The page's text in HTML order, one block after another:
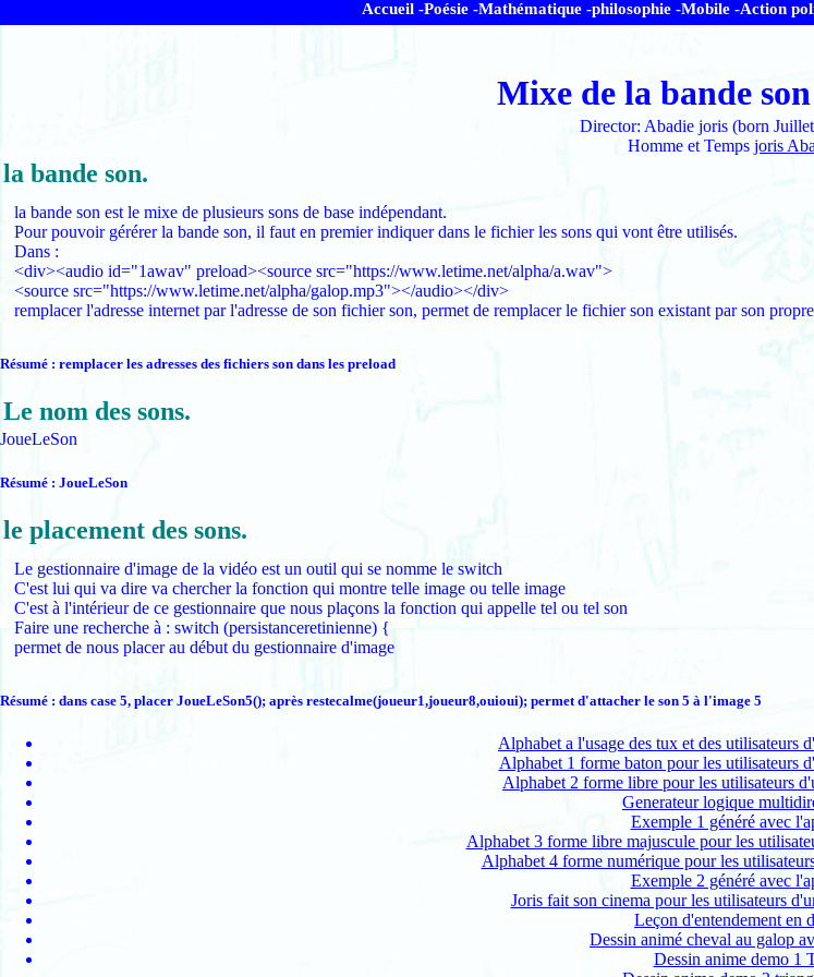
Accueil -Poésie -Mathématique -philosophie -Mobile -Action
Mixe de la bande
Director: Abadie joris (born
Homme et Temps joris
la bande son.
la bande son est le mixe de plusieurs sons de base indépendant.
Pour pouvoir gérérer la bande son, il faut en premier indiquer dans le fichier les sons qui vont être utilisés.
Dans :
<div><audio id="1awav" preload><source src="https://www.letime.net/alpha/a.wav">
<source src="https://www.letime.net/alpha/galop.mp3"></audio></div>
remplacer l'adresse internet par l'adresse de son fichier son, permet de remplacer le fichier son existant par son
Résumé : remplacer les adresses des fichiers son dans les preload
Le nom des sons.
JoueLeSon
Résumé : JoueLeSon
le placement des sons.
Le gestionnaire d'image de la vidéo est un outil qui se nomme le switch
C'est lui qui va dire va chercher la fonction qui montre telle image ou telle image
C'est à l'intérieur de ce gestionnaire que nous plaçons la fonction qui appelle tel ou tel son
Faire une recherche à : switch (persistanceretinienne) {
permet de nous placer au début du gestionnaire d'image
Résumé : dans case 5, placer JoueLeSon5(); après restecalme(joueur1,joueur8,ouioui); permet d'attacher le son 5 à l'image 5
Alphabet a l'usage des tux et des utilisateurs
Alphabet 1 forme baton pour les utilisateurs
Alphabet 2 forme libre pour les utilisateurs
Generateur logique
Exemple 1 généré avec
Alphabet 3 forme libre majuscule pour les
Alphabet 4 forme numérique pour les
Exemple 2 généré avec
Joris fait son cinema pour les utilisateurs
Leçon d'entendement en
Dessin animé cheval au galop
Dessin anime demo 1